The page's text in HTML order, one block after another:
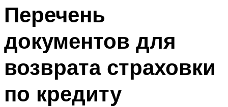
Перечень
документов для
возврата страховки
по кредиту